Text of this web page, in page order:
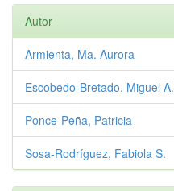
Autor
Armienta, Ma. Aurora
Escobedo-Bretado, Miguel A.
Ponce-Peña, Patricia
Sosa-Rodríguez, Fabiola S.